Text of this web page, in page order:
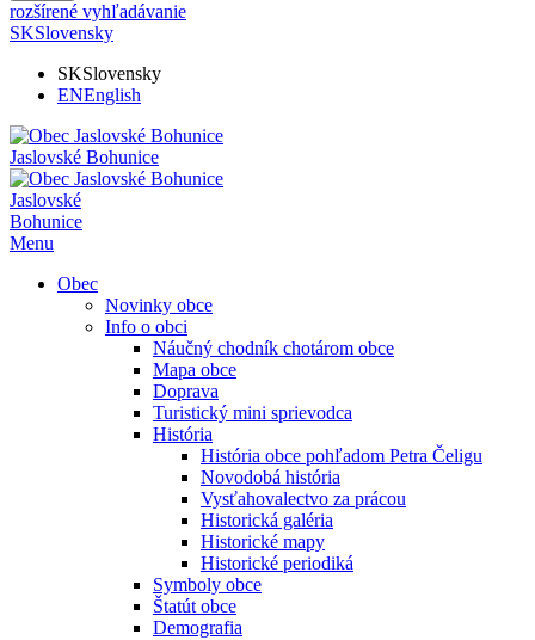
rozšírené vyhľadávanie
SKSlovensky
SKSlovensky
ENEnglish
Jaslovské Bohunice
Jaslovské
Bohunice
Menu
Obec
Novinky obce
Info o obci
Náučný chodník chotárom obce
Mapa obce
Doprava
Turistický mini sprievodca
História
História obce pohľadom Petra Čeligu
Novodobá história
Vysťahovalectvo za prácou
Historická galéria
Historické mapy
Historické periodiká
Symboly obce
Štatút obce
Demografia